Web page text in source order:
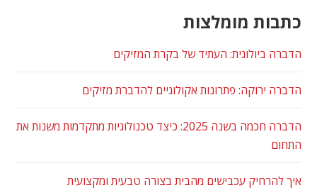
כתבות מומלצות
הדברה ביולוגית: העתיד של בקרת המזיקים
הדברה ירוקה: פתרונות אקולוגיים להדברת מזיקים
הדברה חכמה בשנה 2025: כיצד טכנולוגיות מתקדמות משנות את
התחום
איך להרחיק עכבישים מהבית בצורה טבעית ומקצועית